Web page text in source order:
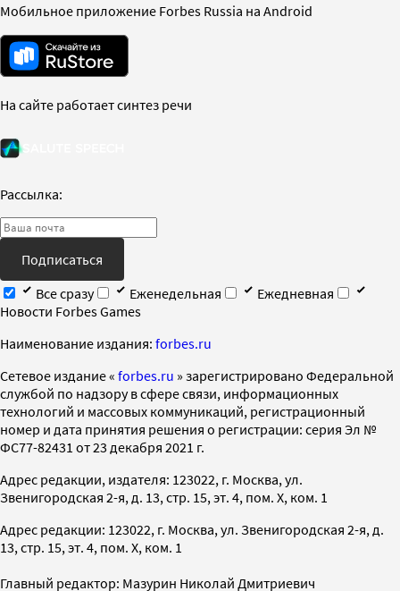
Мобильное приложение Forbes Russia на Android
На сайте работает синтез речи
Рассылка:
Подписаться
Все сразу
Еженедельная
Ежедневная
Новости Forbes Games
Наименование издания: forbes.ru
Cетевое издание « forbes.ru » зарегистрировано Федеральной
службой по надзору в сфере связи, информационных
технологий и массовых коммуникаций, регистрационный
номер и дата принятия решения о регистрации: серия Эл №
ФС77-82431 от 23 декабря 2021 г.
Адрес редакции, издателя: 123022, г. Москва, ул.
Звенигородская 2-я, д. 13, стр. 15, эт. 4, пом. X, ком. 1
Адрес редакции: 123022, г. Москва, ул. Звенигородская 2-я, д.
13, стр. 15, эт. 4, пом. X, ком. 1
Главный редактор: Мазурин Николай Дмитриевич